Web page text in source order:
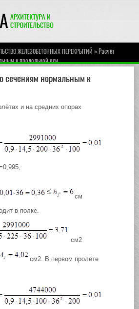
ЖЕЛЕЗОБЕТОННЫХ ПЕРЕКРЫТИЙ » Расчёт
к продольной оси
сечениям нормальным к
и на средних опорах
см
в полке.
см2
см2. В первом пролёте